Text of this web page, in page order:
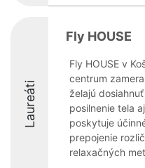
Laureáti
Fly HOUSE
Fly HOUSE v
centrum
želajú
posilnenie tela
poskytuje
prepojenie
relaxačných